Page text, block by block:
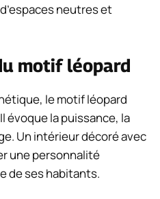
neutres et
motif léopard
le motif léopard
évoque la puissance, la
Un intérieur décoré avec
une personnalité
de ses habitants.